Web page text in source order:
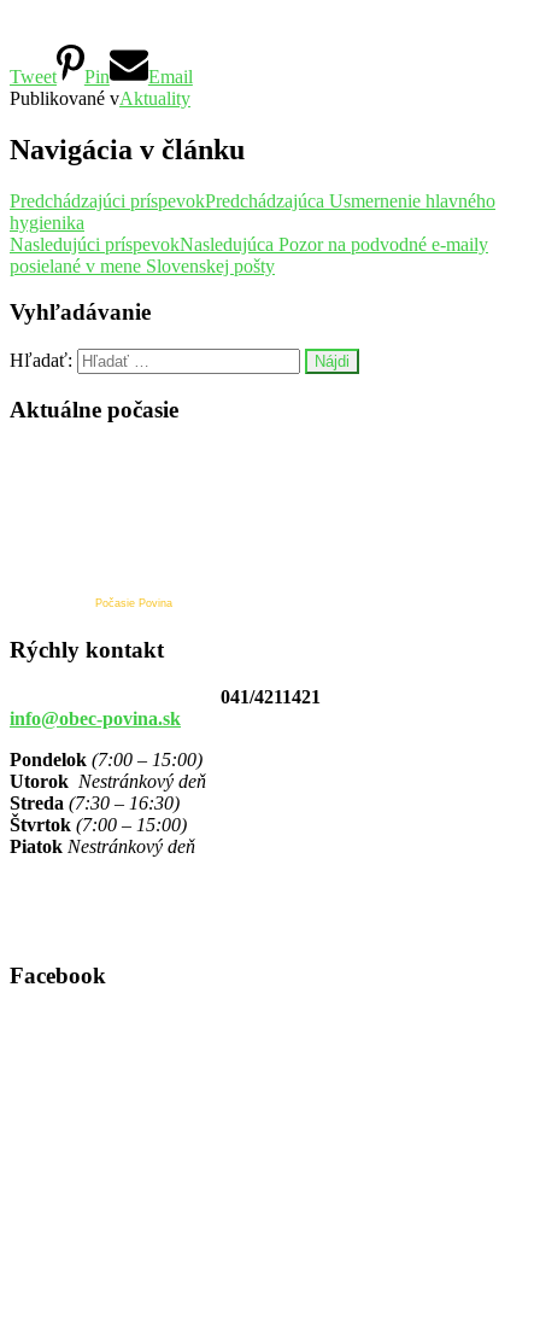
Tweet Pin
Email
Publikované vAktuality
Navigácia v článku
Predchádzajúci príspevokPredchádzajúca Usmernenie hlavného
hygienika
Nasledujúci príspevokNasledujúca Pozor na podvodné e-maily
posielané v mene Slovenskej pošty
Vyhľadávanie
Hľadať:
Aktuálne počasie
Počasie Povina
Rýchly kontakt
041/4211421
info@obec-povina.sk
Pondelok (7:00 – 15:00)
Utorok Nestránkový deň
Streda (7:30 – 16:30)
Štvrtok (7:00 – 15:00)
Piatok Nestránkový deň
Facebook